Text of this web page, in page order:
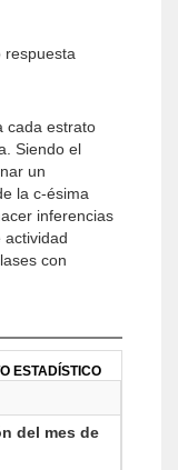
respuesta
cada estrato
Siendo el
un
la c-ésima
inferencias
actividad
con
ESTADÍSTICO
del mes de